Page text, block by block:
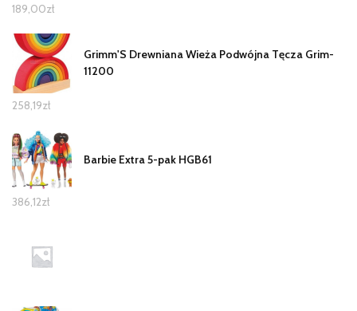
189,00zł
Grimm'S Drewniana Wieża Podwójna Tęcza Grim-
11200
258,19zł
Barbie Extra 5-pak HGB61
386,12zł